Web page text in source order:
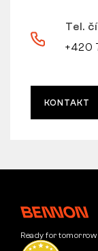
Tel.
+420
KONTAKT
Ready for tomorrow